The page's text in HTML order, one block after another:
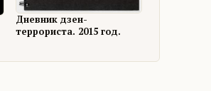
Дневник дзен-
террориста. 2015 год.